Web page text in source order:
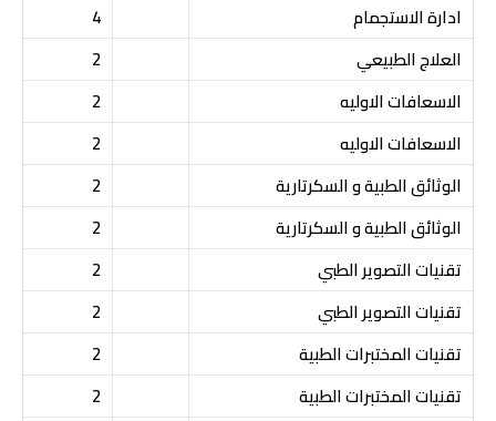
ادارة الاستجمام
4
العلاج الطبيعي
2
الاسعافات الاوليه
2
الاسعافات الاوليه
2
الوثائق الطبية و السكرتارية
2
الوثائق الطبية و السكرتارية
2
تقنيات التصوير الطبي
2
تقنيات التصوير الطبي
2
تقنيات المختبرات الطبية
2
تقنيات المختبرات الطبية
2